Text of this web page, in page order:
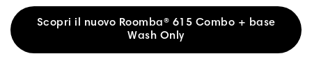
Scopri il nuovo Roomba® 615 Combo + base
Wash Only